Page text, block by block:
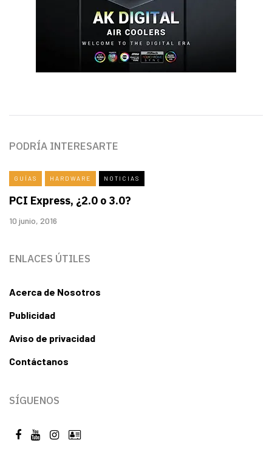
PODRÍA INTERESARTE
GUÍAS HARDWARE NOTICIAS
PCI Express, ¿2.0 o 3.0?
10 junio, 2016
ENLACES ÚTILES
Acerca de Nosotros
Publicidad
Aviso de privacidad
Contáctanos
SÍGUENOS